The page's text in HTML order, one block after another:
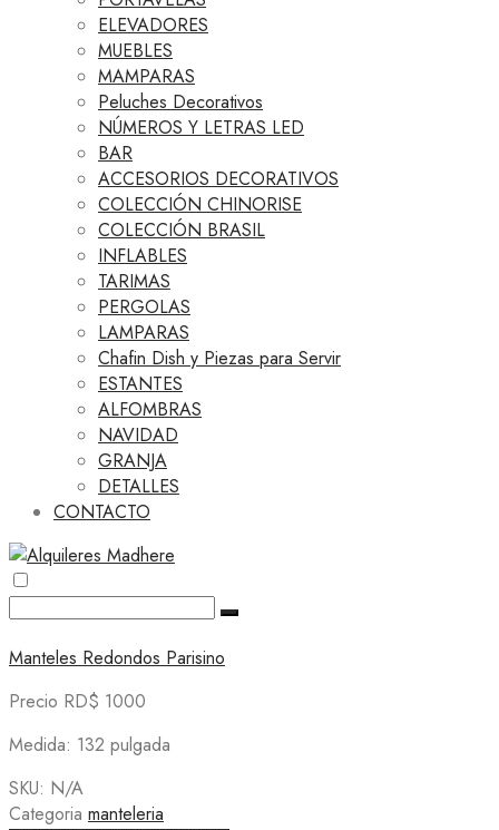
ELEVADORES
MUEBLES
MAMPARAS
Peluches Decorativos
NÚMEROS Y LETRAS LED
BAR
ACCESORIOS DECORATIVOS
COLECCIÓN CHINORISE
COLECCIÓN BRASIL
INFLABLES
TARIMAS
PERGOLAS
LAMPARAS
Chafin Dish y Piezas para Servir
ESTANTES
ALFOMBRAS
NAVIDAD
GRANJA
DETALLES
CONTACTO
Manteles Redondos Parisino
Precio RD$ 1000
Medida: 132 pulgada
SKU: N/A
Categoria manteleria